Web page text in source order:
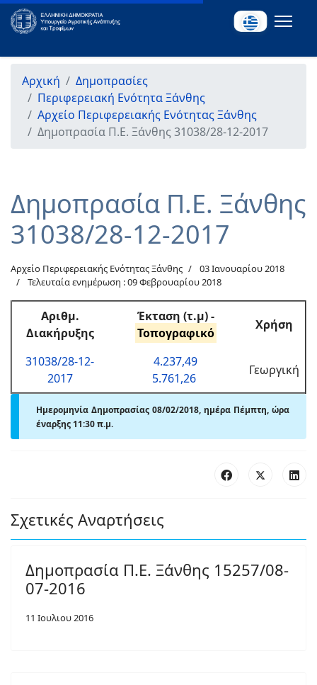
Αρχική
Δημοπρασίες
Περιφερειακή Ενότητα Ξάνθης
Αρχείο Περιφερειακής Ενότητας Ξάνθης
Δημοπρασία Π.Ε. Ξάνθης 31038/28-12-2017
Δημοπρασία Π.Ε. Ξάνθης
31038/28-12-2017
Αρχείο Περιφερειακής Ενότητας Ξάνθης
03 Ιανουαρίου 2018
Τελευταία ενημέρωση : 09 Φεβρουαρίου 2018
Αριθμ.
Διακήρυξης
Έκταση (τ.μ) -
Τοπογραφικό
Χρήση
31038/28-12-
2017
4.237,49
5.761,26
Γεωργική
Ημερομηνία Δημοπρασίας 08/02/2018, ημέρα Πέμπτη, ώρα
έναρξης 11:30 π.μ.
Σχετικές Αναρτήσεις
Δημοπρασία Π.Ε. Ξάνθης 15257/08-
07-2016
11 Ιουλιου 2016